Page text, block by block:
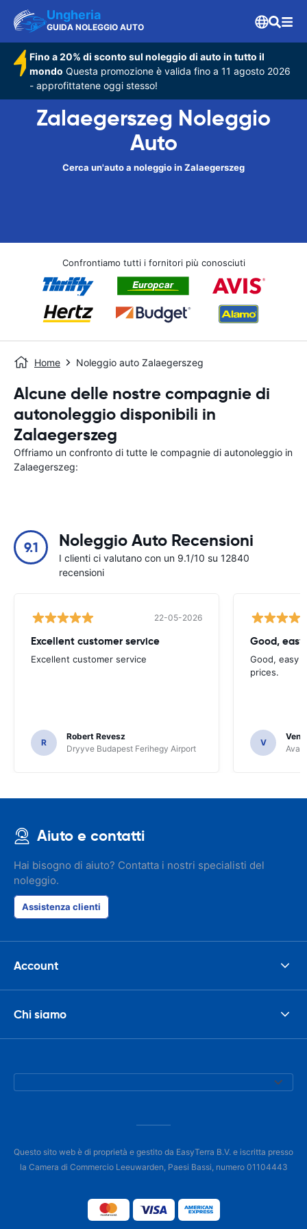
Ungheria
GUIDA NOLEGGIO AUTO
Fino a 20% di sconto sul noleggio di auto in tutto il
mondo Questa promozione è valida fino a 11 agosto 2026
- approfittatene oggi stesso!
Zalaegerszeg Noleggio
Auto
Cerca un'auto a noleggio in Zalaegerszeg
Confrontiamo tutti i fornitori più conosciuti
Home Noleggio auto Zalaegerszeg
Alcune delle nostre compagnie di
autonoleggio disponibili in
Zalaegerszeg
Offriamo un confronto di tutte le compagnie di autonoleggio in
Zalaegerszeg:
9.1 Noleggio Auto Recensioni
I clienti ci valutano con un 9.1/10 su 12840
recensioni
22-05-2026
Excellent customer service
Excellent customer service
R
Robert Revesz
Dryyve Budapest Ferihegy Airport
Good,
Good, easy
prices.
V
Aiuto e contatti
Hai bisogno di aiuto? Contatta i nostri specialisti del
noleggio.
Assistenza clienti
Account
Chi siamo
Questo sito web è di proprietà e gestito da EasyTerra B.V. e iscritta presso
la Camera di Commercio Leeuwarden, Paesi Bassi, numero 01104443